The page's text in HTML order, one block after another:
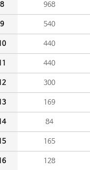
8 968
9 540
440
440
300
169
84
165
128